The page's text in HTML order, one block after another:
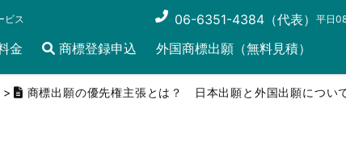
ビス 06-6351-4384（代表） 平日
金 商標登録申込 外国商標出願（無料見積）
商標出願の優先権主張とは？ 日本出願と外国出願につい